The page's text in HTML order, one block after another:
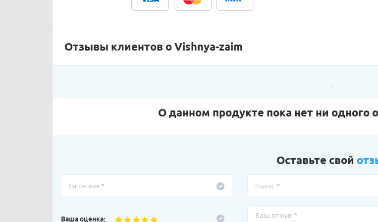
Отзывы клиентов о Vishnya-zaim
О данном продукте пока нет ни одного
Оставьте свой
Ваша оценка: